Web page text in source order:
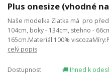
Plus onesize (vhodné na
Naše modelka Zlatka má pro
104cm, boky - 134cm, stehno -
165cm.Materiál:100%
celý popis
Dostupnost 🚚 Ihned k